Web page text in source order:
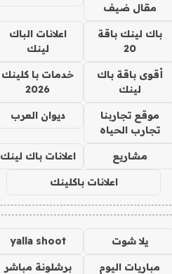
مقال ضيف
باك لينك باقة
20
اعلانات الباك
لينك
أقوى باقة باك
لينك
خدمات با كلينك
2026
موقع تجاربنا
تجارب الحياه
ديوان العرب
مشاريع اعلانات باك لينك
اعلانات باكلينك
يلا شوت yalla shoot
مباريات اليوم
برشلونة مباشر